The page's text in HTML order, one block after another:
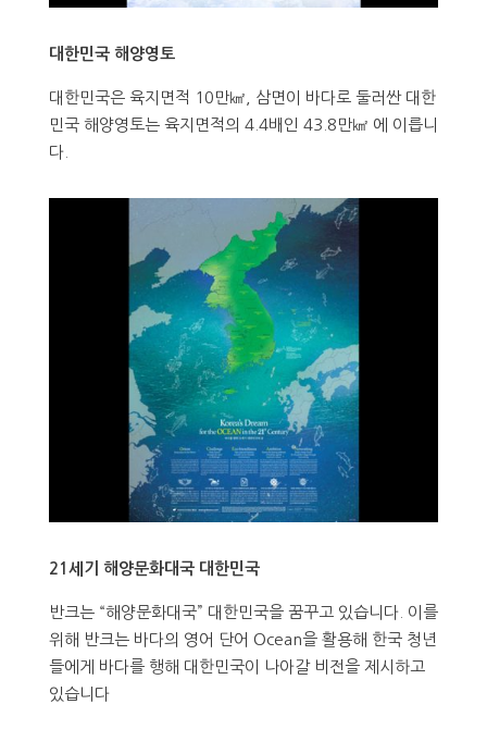
대한민국 해양영토
대한민국은 육지면적 10만㎢, 삼면이 바다로 둘러싼 대한
민국 해양영토는 육지면적의 4.4배인 43.8만㎢ 에 이릅니
다.
21세기 해양문화대국 대한민국
반크는 “해양문화대국” 대한민국을 꿈꾸고 있습니다. 이를
위해 반크는 바다의 영어 단어 Ocean을 활용해 한국 청년
들에게 바다를 행해 대한민국이 나아갈 비전을 제시하고
있습니다